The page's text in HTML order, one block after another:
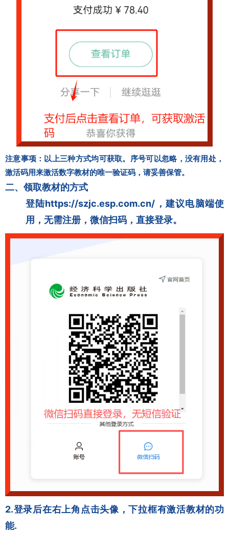
注意事项：以上三种方式均可获取。序号可以忽略，没有用处，
激活码用来激活数字教材的唯一验证码，请妥善保管。
二、领取教材的方式
登陆https://szjc.esp.com.cn/，建议电脑端使
用，无需注册，微信扫码，直接登录。
2.登录后在右上角点击头像，下拉框有激活教材的功
能.